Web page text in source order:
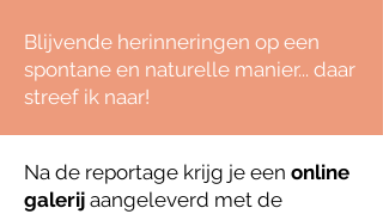
Blijvende herinneringen op een
spontane en naturelle manier... daar
streef ik naar!
Na de reportage krijg je een online
galerij aangeleverd met de